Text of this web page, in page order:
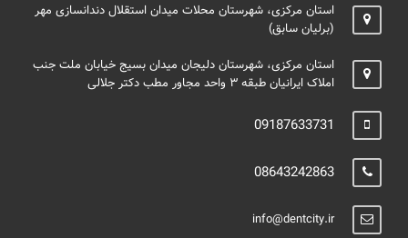
استان مرکزی، شهرستان محلات میدان استقلال دندانسازی مهر
(برلیان سابق)
استان مرکزی، شهرستان دلیجان میدان بسیج خیابان ملت جنب
املاک ایرانیان طبقه ۳ واحد مجاور مطب دکتر جلالی
09187633731
08643242863
info@dentcity.ir